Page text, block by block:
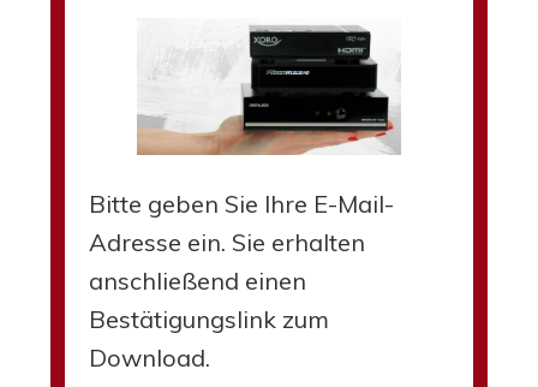
Bitte geben Sie Ihre E-Mail-
Adresse ein. Sie erhalten
anschließend einen
Bestätigungslink zum
Download.